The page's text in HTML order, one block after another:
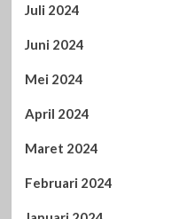
Juli 2024
Juni 2024
Mei 2024
April 2024
Maret 2024
Februari 2024